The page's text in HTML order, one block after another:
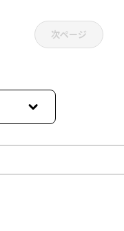
次ページ